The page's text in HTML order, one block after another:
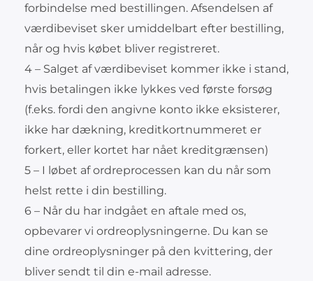
forbindelse med bestillingen. Afsendelsen af
værdibeviset sker umiddelbart efter bestilling,
når og hvis købet bliver registreret.
4 – Salget af værdibeviset kommer ikke i stand,
hvis betalingen ikke lykkes ved første forsøg
(f.eks. fordi den angivne konto ikke eksisterer,
ikke har dækning, kreditkortnummeret er
forkert, eller kortet har nået kreditgrænsen)
5 – I løbet af ordreprocessen kan du når som
helst rette i din bestilling.
6 – Når du har indgået en aftale med os,
opbevarer vi ordreoplysningerne. Du kan se
dine ordreoplysninger på den kvittering, der
bliver sendt til din e-mail adresse.